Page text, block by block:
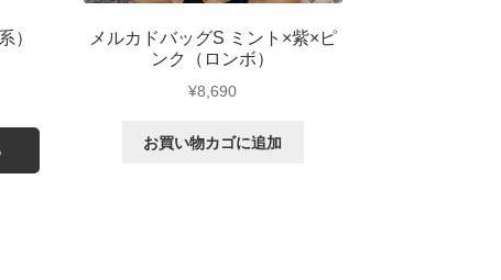
）
メルカドバッグS ミント×紫×ピ
ンク（ロンボ）
¥8,690
お買い物カゴに追加